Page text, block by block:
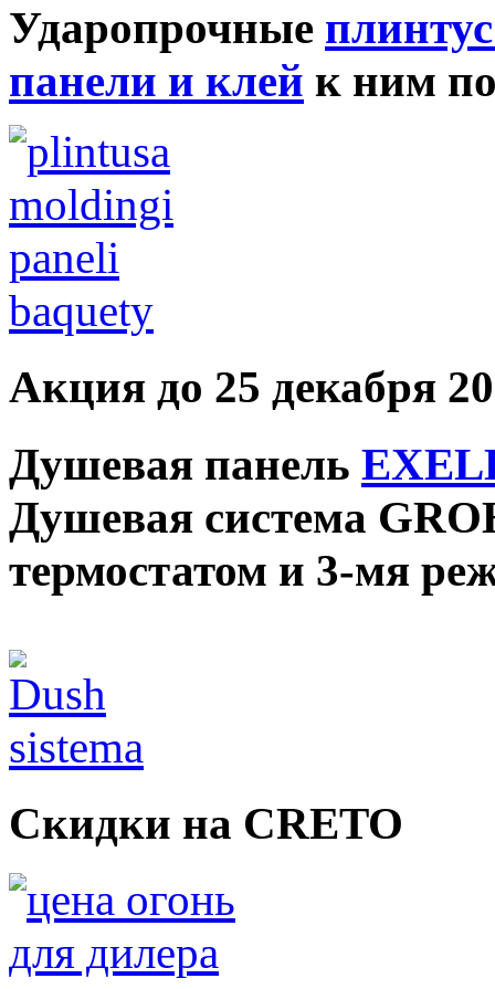
Ударопрочные
панели и клей к ним
Акция до 25 декабря
Душевая панель
Душевая система
термостатом и 3-мя
Скидки на CRETO